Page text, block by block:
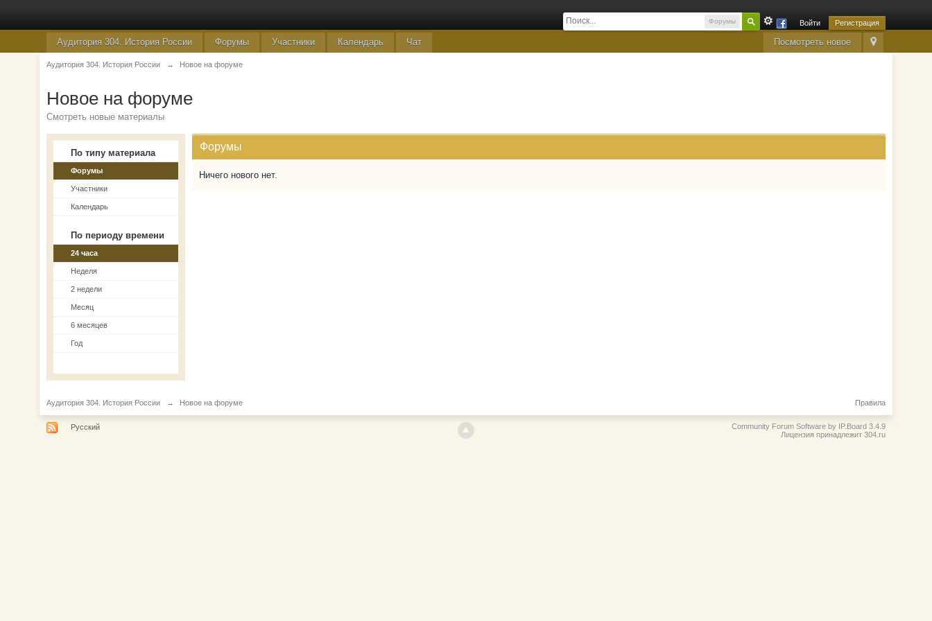
Форумы Войти Регистрация
Посмотреть новое
Аудитория 304. История России Форумы Участники Календарь Чат
Аудитория 304. История России → Новое на форуме
Новое на форуме
Смотреть новые материалы
По типу материала
Форумы
Участники
Календарь
По периоду времени
24 часа
Неделя
2 недели
Месяц
6 месяцев
Год
Форумы
Ничего нового нет.
Аудитория 304. История России → Новое на форуме Правила
Русский
Community Forum Software by IP.Board 3.4.9
Лицензия принадлежит 304.ru